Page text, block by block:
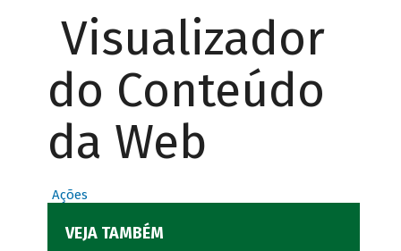
Visualizador
do Conteúdo
da Web
Ações
VEJA TAMBÉM